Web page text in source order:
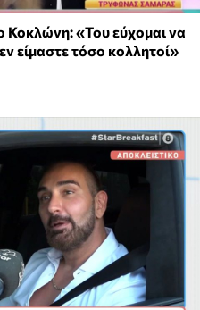
Κοκλώνη: «Του εύχομαι να
είμαστε τόσο κολλητοί»